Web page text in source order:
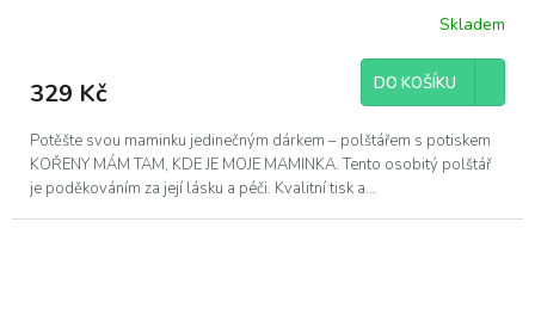
Skladem
329 Kč DO KOŠÍKU
Potěšte svou maminku jedinečným dárkem – polštářem s potiskem
KOŘENY MÁM TAM, KDE JE MOJE MAMINKA. Tento osobitý polštář
je poděkováním za její lásku a péči. Kvalitní tisk a...